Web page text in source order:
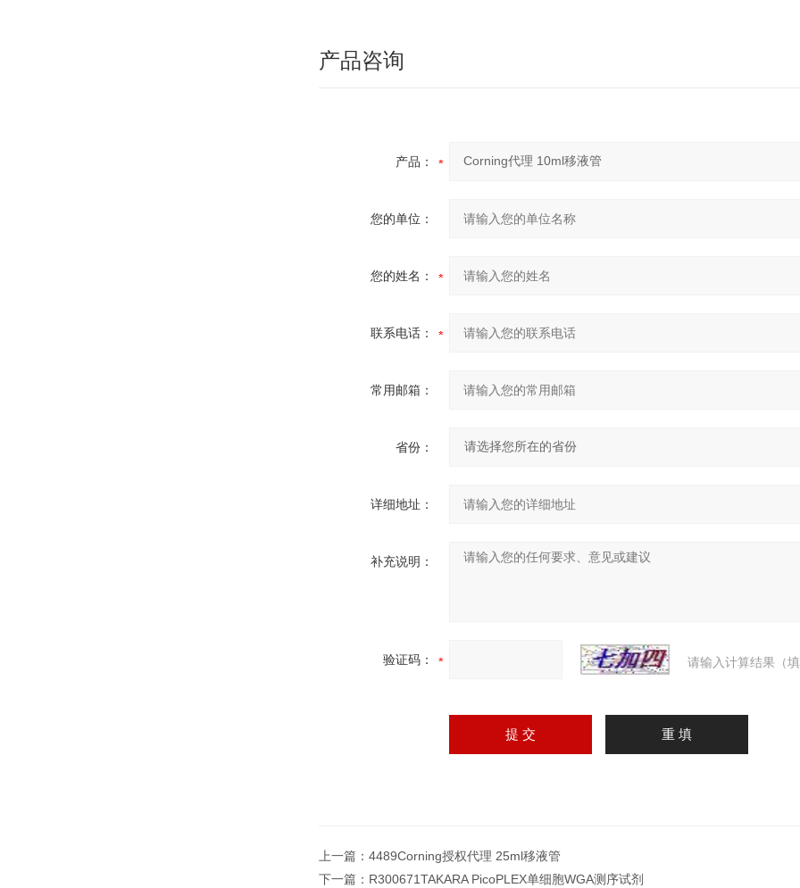
产品咨询
产品：
您的单位：
您的姓名：
联系电话：
常用邮箱：
省份：
详细地址：
补充说明：
验证码： 请输入计算结果（
上一篇： 4489Corning授权代理 25ml移液管
下一篇： R300671TAKARA PicoPLEX单细胞WGA测序试剂